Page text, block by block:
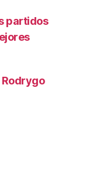
partidos
Rodrygo